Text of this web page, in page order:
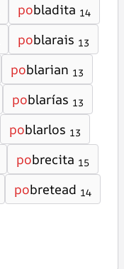
pobladita 14
poblarais 13
poblarian 13
poblarías 13
poblarlos 13
pobrecita 15
pobretead 14